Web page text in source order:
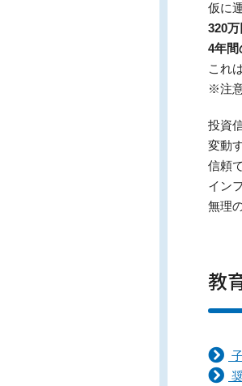
仮に
320
4年間
これ
※注
投資
変動
信頼
イン
無理
教